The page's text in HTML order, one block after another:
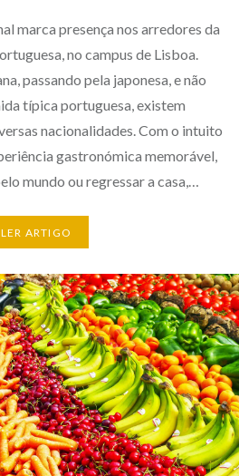
marca presença nos arredores da
no campus de Lisboa.
passando pela japonesa, e não
típica portuguesa, existem
nacionalidades. Com o intuito
gastronómica memorável,
mundo ou regressar a casa,…
LER ARTIGO